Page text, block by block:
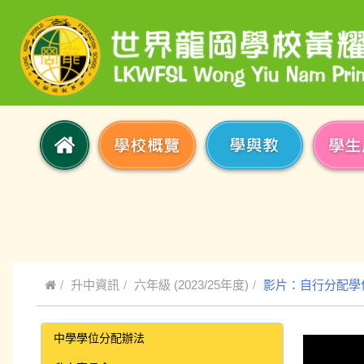
升中資訊 六年級 (2023/25年度) 影片：自行分配
中學學位分配辦法